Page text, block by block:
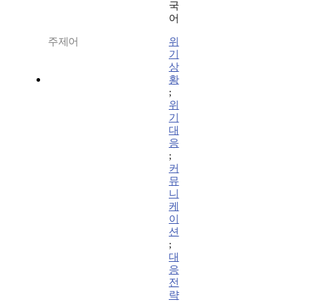
국
어
주제어
위
기
상
황
;
위
기
대
응
;
커
뮤
니
케
이
션
;
대
응
전
략